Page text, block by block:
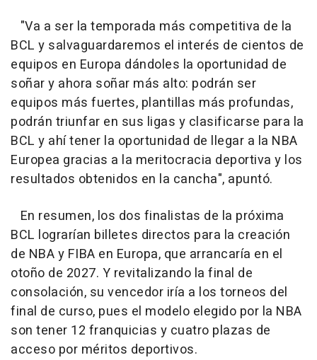
"Va a ser la temporada más competitiva de la
BCL y salvaguardaremos el interés de cientos de
equipos en Europa dándoles la oportunidad de
soñar y ahora soñar más alto: podrán ser
equipos más fuertes, plantillas más profundas,
podrán triunfar en sus ligas y clasificarse para la
BCL y ahí tener la oportunidad de llegar a la NBA
Europea gracias a la meritocracia deportiva y los
resultados obtenidos en la cancha", apuntó.
En resumen, los dos finalistas de la próxima
BCL lograrían billetes directos para la creación
de NBA y FIBA en Europa, que arrancaría en el
otoño de 2027. Y revitalizando la final de
consolación, su vencedor iría a los torneos del
final de curso, pues el modelo elegido por la NBA
son tener 12 franquicias y cuatro plazas de
acceso por méritos deportivos.